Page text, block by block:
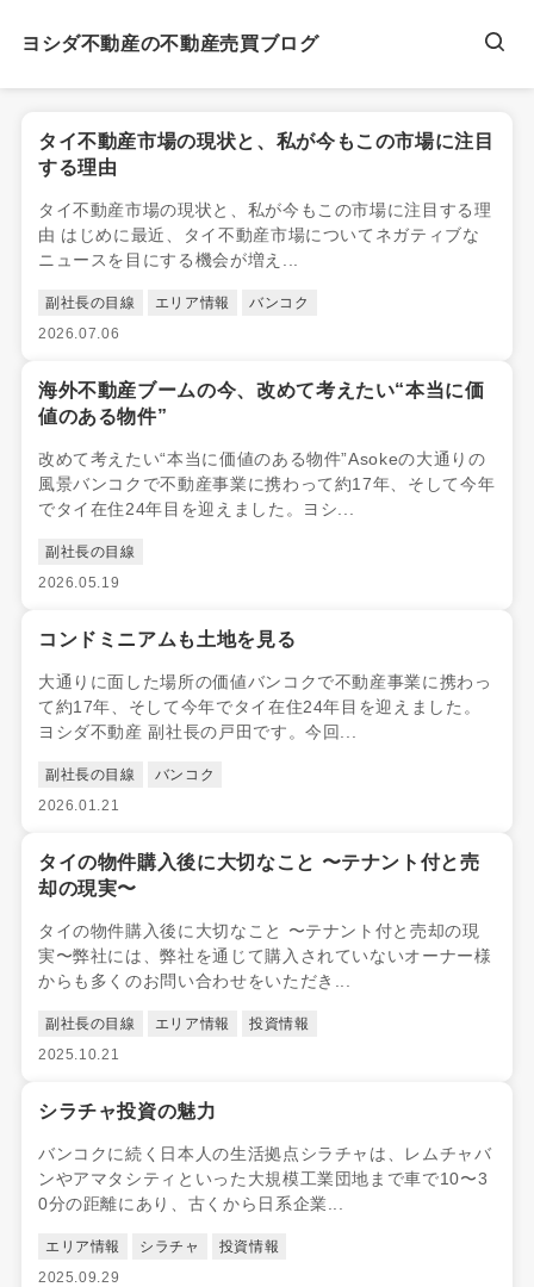
ヨシダ不動産の不動産売買ブログ
タイ不動産市場の現状と、私が今もこの市場に注目
する理由
タイ不動産市場の現状と、私が今もこの市場に注目する理
由 はじめに最近、タイ不動産市場についてネガティブな
ニュースを目にする機会が増え...
副社長の目線 エリア情報
バンコク
2026.07.06
海外不動産ブームの今、改めて考えたい“本当に価
値のある物件”
改めて考えたい“本当に価値のある物件”Asokeの大通りの
風景バンコクで不動産事業に携わって約17年、そして今年
でタイ在住24年目を迎えました。ヨシ...
副社長の目線
2026.05.19
コンドミニアムも土地を見る
大通りに面した場所の価値バンコクで不動産事業に携わっ
て約17年、そして今年でタイ在住24年目を迎えました。
ヨシダ不動産 副社長の戸田です。今回...
副社長の目線
バンコク
2026.01.21
タイの物件購入後に大切なこと 〜テナント付と売
却の現実〜
タイの物件購入後に大切なこと 〜テナント付と売却の現
実〜弊社には、弊社を通じて購入されていないオーナー様
からも多くのお問い合わせをいただき...
副社長の目線 エリア情報
投資情報
2025.10.21
シラチャ投資の魅力
バンコクに続く日本人の生活拠点シラチャは、レムチャバ
ンやアマタシティといった大規模工業団地まで車で10〜3
0分の距離にあり、古くから日系企業...
エリア情報 シラチャ
投資情報
2025.09.29